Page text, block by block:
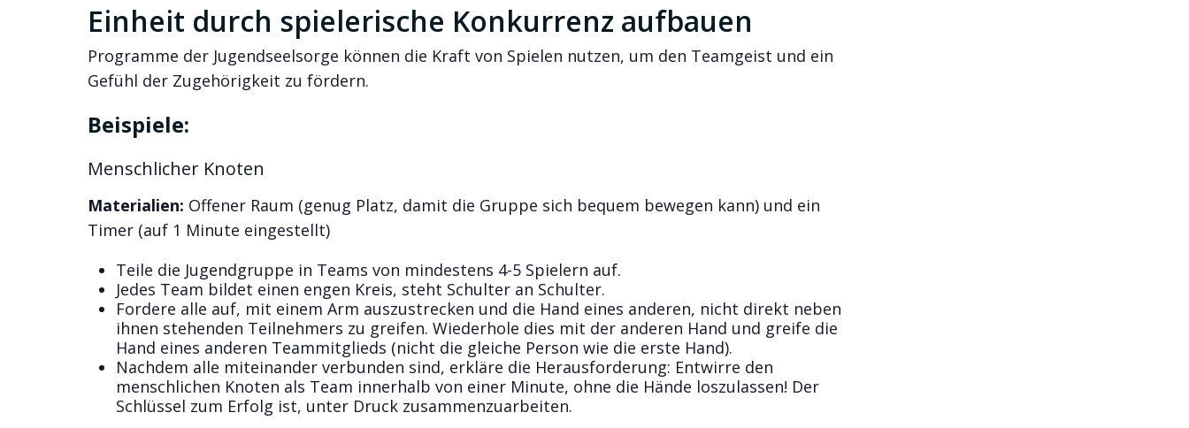
Einheit durch spielerische Konkurrenz aufbauen
Programme der Jugendseelsorge können die Kraft von Spielen nutzen, um den Teamgeist und ein
Gefühl der Zugehörigkeit zu fördern.
Beispiele:
Menschlicher Knoten
Materialien: Offener Raum (genug Platz, damit die Gruppe sich bequem bewegen kann) und ein
Timer (auf 1 Minute eingestellt)
Teile die Jugendgruppe in Teams von mindestens 4-5 Spielern auf.
Jedes Team bildet einen engen Kreis, steht Schulter an Schulter.
Fordere alle auf, mit einem Arm auszustrecken und die Hand eines anderen, nicht direkt neben
ihnen stehenden Teilnehmers zu greifen. Wiederhole dies mit der anderen Hand und greife die
Hand eines anderen Teammitglieds (nicht die gleiche Person wie die erste Hand).
Nachdem alle miteinander verbunden sind, erkläre die Herausforderung: Entwirre den
menschlichen Knoten als Team innerhalb von einer Minute, ohne die Hände loszulassen! Der
Schlüssel zum Erfolg ist, unter Druck zusammenzuarbeiten.